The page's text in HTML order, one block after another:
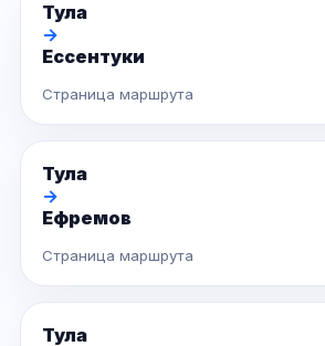
Тула
→
Ессентуки
Страница маршрута
Тула
→
Ефремов
Страница маршрута
Тула